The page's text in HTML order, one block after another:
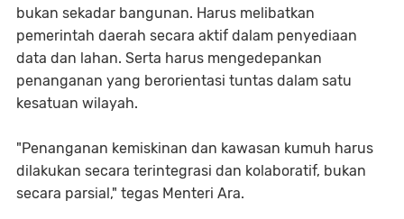
bukan sekadar bangunan. Harus melibatkan
pemerintah daerah secara aktif dalam penyediaan
data dan lahan. Serta harus mengedepankan
penanganan yang berorientasi tuntas dalam satu
kesatuan wilayah.
​"Penanganan kemiskinan dan kawasan kumuh harus
dilakukan secara terintegrasi dan kolaboratif, bukan
secara parsial," tegas Menteri Ara.